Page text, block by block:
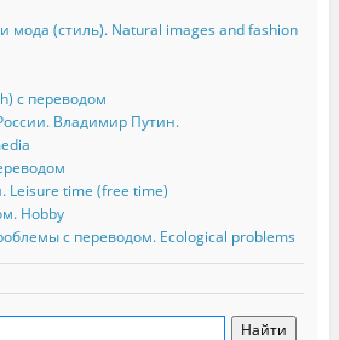
мода (стиль). Natural images and fashion
с переводом
Владимир Путин.
Leisure time (free time)
Hobby
с переводом. Ecological problems